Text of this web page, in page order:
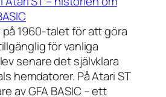
på 1960-talet för att göra
för vanliga
senare det självklara
hemdatorer. På Atari ST
av GFA BASIC – ett